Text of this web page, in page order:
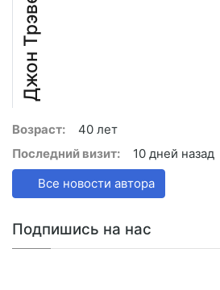
Джон Трэвел
Возраст:
40 лет
Последний визит:
10 дней назад
Все новости автора
Подпишись на нас